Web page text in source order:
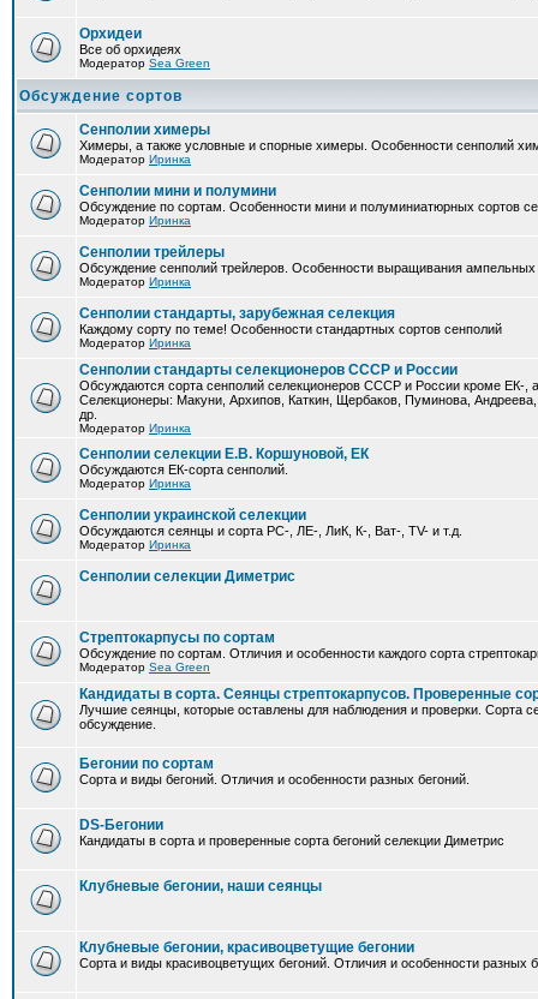
Орхидеи
Все об орхидеях
Модератор Sea Green
Обсуждение сортов
Сенполии химеры
Химеры, а также условные и спорные химеры. Особенности сенполий
Модератор Иринка
Сенполии мини и полумини
Обсуждение по сортам. Особенности мини и полуминиатюрных сортов
Модератор Иринка
Сенполии трейлеры
Обсуждение сенполий трейлеров. Особенности выращивания
Модератор Иринка
Сенполии стандарты, зарубежная селекция
Каждому сорту по теме! Особенности стандартных сортов сенполий
Модератор Иринка
Сенполии стандарты селекционеров СССР и России
Обсуждаются сорта сенполий селекционеров СССР и России кроме ЕК-,
Селекционеры: Макуни, Архипов, Каткин, Щербаков, Пуминова,
др.
Модератор Иринка
Сенполии селекции Е.В. Коршуновой, ЕК
Обсуждаются ЕК-сорта сенполий.
Модератор Иринка
Сенполии украинской селекции
Обсуждаются сеянцы и сорта РС-, ЛЕ-, ЛиК, К-, Ват-, TV- и т.д.
Модератор Иринка
Сенполии селекции Диметрис
Стрептокарпусы по сортам
Обсуждение по сортам. Отличия и особенности каждого сорта
Модератор Sea Green
Кандидаты в сорта. Сеянцы стрептокарпусов. Проверенные
Лучшие сеянцы, которые оставлены для наблюдения и проверки. Сорта
обсуждение.
Бегонии по сортам
Сорта и виды бегоний. Отличия и особенности разных бегоний.
DS-Бегонии
Кандидаты в сорта и проверенные сорта бегоний селекции Диметрис
Клубневые бегонии, наши сеянцы
Клубневые бегонии, красивоцветущие бегонии
Сорта и виды красивоцветущих бегоний. Отличия и особенности разных